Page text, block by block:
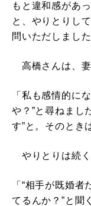
もと違和感があ
と、やりとりし
問いただしました
高橋さんは、妻
「私も感情的に
や？”と尋ねまし
す”と。そのとき
やりとりは続く
「“相手が既婚
てるんか？”と聞